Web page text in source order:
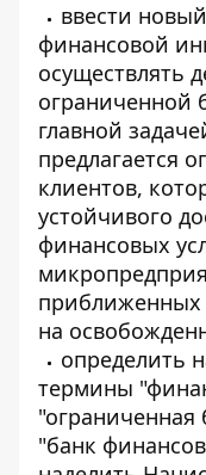
ввести
финансовой
осуществлять
ограниченной
главной
предлагается
клиентов,
устойчивого
финансовых
приближенных
на
определить
термины
"ограниченная
"банк